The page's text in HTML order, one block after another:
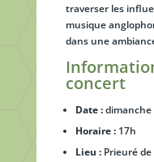
traverser les
musique
dans une
concert
Date :dimanche
Horaire :17h
Lieu :Prieuré de